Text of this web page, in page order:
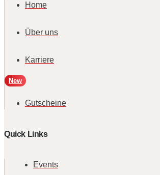
Home
Über uns
Karriere
New
Gutscheine
Quick Links
Events